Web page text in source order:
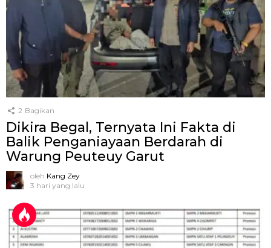
2 Bagikan
Dikira Begal, Ternyata Ini Fakta di
Balik Penganiayaan Berdarah di
Warung Peuteuy Garut
oleh Kang Zey
3 hari yang lalu